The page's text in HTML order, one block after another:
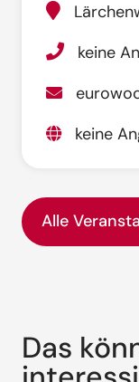
keine
keine
Alle
Das